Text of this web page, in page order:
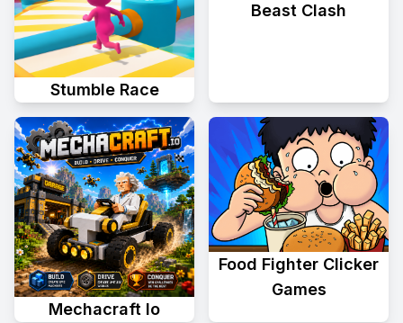
Stumble Race
Beast Clash
Mechacraft Io
Food Fighter Clicker
Games